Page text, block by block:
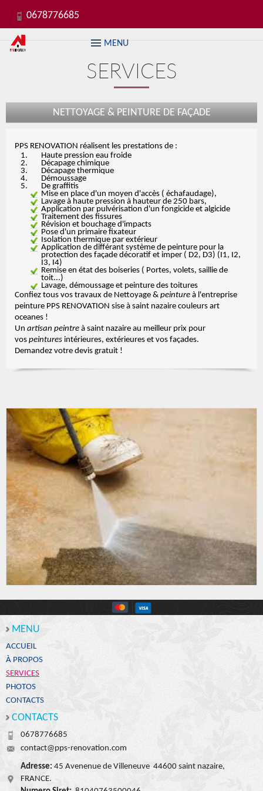
0678776685
MENU
SERVICES
NETTOYAGE & PEINTURE DE FAÇADE
PPS RENOVATION réalisent les prestations de :
Haute pression eau froide
Décapage chimique
Décapage thermique
Démoussage
De graffitis
Mise en place d'un moyen d'accès ( échafaudage),
Lavage à haute pression à hauteur de 250 bars,
Application par pulvérisation d'un fongicide et algicide
Traitement des fissures
Révision et bouchage d'impacts
Pose d'un primaire fixateur
Isolation thermique par extérieur
Application de différant système de peinture pour la
protection des façade décoratif et imper ( D2, D3) (I1, I2,
I3, I4)
Remise en état des boiseries ( Portes, volets, saillie de
toit...)
Lavage, démoussage et peinture des toitures
Confiez tous vos travaux de Nettoyage & peinture à l'entreprise
peinture PPS RENOVATION sise à saint nazaire couleurs art
oceanes !
Un artisan peintre à saint nazaire au meilleur prix pour
vos peintures intérieures, extérieures et vos façades.
Demandez votre devis gratuit !
MENU
ACCUEIL
À PROPOS
SERVICES
PHOTOS
CONTACTS
CONTACTS
0678776685
contact@pps-renovation.com
Adresse: 45 Avenenue de Villeneuve 44600 saint nazaire,
FRANCE.